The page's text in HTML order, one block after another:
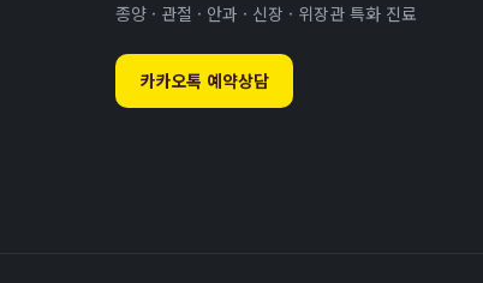
종양 · 관절 · 안과 · 신장 · 위장관 특화 진료
카카오톡 예약상담